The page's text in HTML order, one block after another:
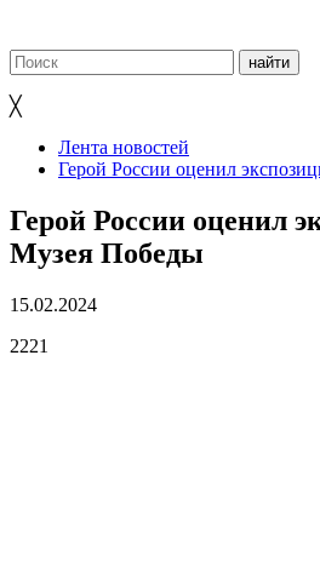
╳
Лента новостей
Герой России оценил
Герой России оценил
Музея Победы
15.02.2024
2221